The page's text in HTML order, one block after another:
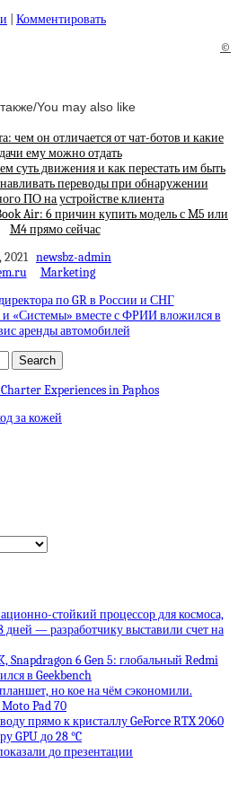
Комментировать
©
You may also like
чем он отличается от чат-ботов и какие
ему можно отдать
суть движения и как перестать им быть
переводы при обнаружении
ПО на устройстве клиента
Air: 6 причин купить модель с M5 или
M4 прямо сейчас
2021 newsbz-admin
Marketing
по GR в России и СНГ
«Системы» вместе с ФРИИ вложился в
аренды автомобилей
Experiences in Paphos
за кожей
стойкий процессор для космоса,
дней — разработчику выставили счет на
Snapdragon 6 Gen 5: глобальный Redmi
в Geekbench
но кое на чём сэкономили.
Pad 70
прямо к кристаллу GeForce RTX 2060
GPU до 28 °C
до презентации